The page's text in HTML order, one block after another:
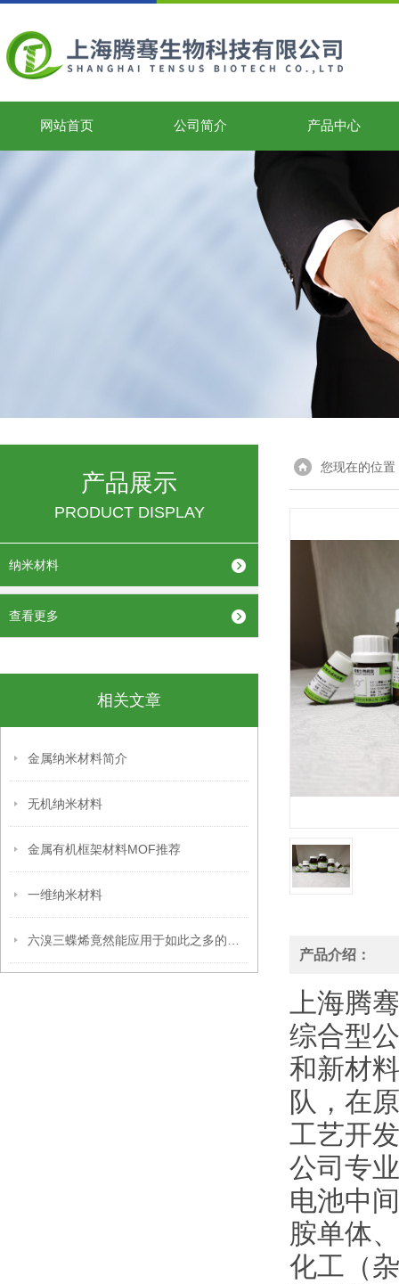
网站首页 公司简介 产品中心
产品展示
PRODUCT DISPLAY
纳米材料
查看更多
相关文章
金属纳米材料简介
无机纳米材料
金属有机框架材料MOF推荐
一维纳米材料
您现在的位置
产品介绍：
上海腾
综合型
和新材
队，在
工艺开
公司专
电池中
胺单体
化工（